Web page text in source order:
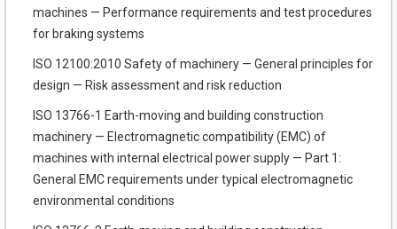
machines — Performance requirements and test procedures
for braking systems
ISO 12100:2010 Safety of machinery — General principles for
design — Risk assessment and risk reduction
ISO 13766-1 Earth-moving and building construction
machinery — Electromagnetic compatibility (EMC) of
machines with internal electrical power supply — Part 1:
General EMC requirements under typical electro­magnetic
environmental conditions